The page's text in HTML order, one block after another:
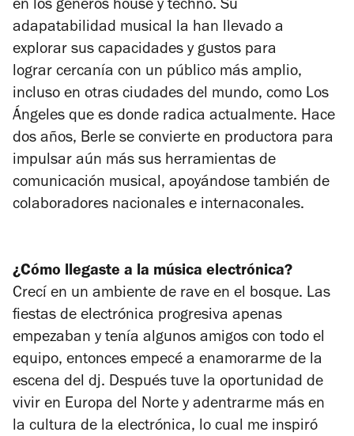
en los géneros house y techno. Su
adapatabilidad musical la han llevado a
explorar sus capacidades y gustos para
lograr cercanía con un público más amplio,
incluso en otras ciudades del mundo, como Los
Ángeles que es donde radica actualmente. Hace
dos años, Berle se convierte en productora para
impulsar aún más sus herramientas de
comunicación musical, apoyándose también de
colaboradores nacionales e internaconales.
¿Cómo llegaste a la música electrónica?
Crecí en un ambiente de rave en el bosque. Las
fiestas de electrónica progresiva apenas
empezaban y tenía algunos amigos con todo el
equipo, entonces empecé a enamorarme de la
escena del dj. Después tuve la oportunidad de
vivir en Europa del Norte y adentrarme más en
la cultura de la electrónica, lo cual me inspiró